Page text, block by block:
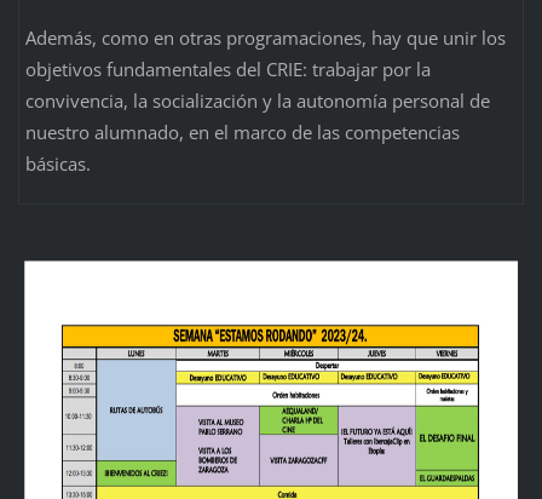
Además, como en otras programaciones, hay que unir los
objetivos fundamentales del CRIE: trabajar por la
convivencia, la socialización y la autonomía personal de
nuestro alumnado, en el marco de las competencias
básicas.